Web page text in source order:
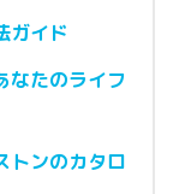
ガイド
なたのライフ
トンのカタロ